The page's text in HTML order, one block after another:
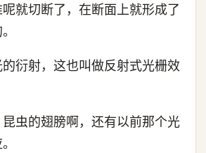
就切断了，在断面上就形成了
衍射，这也叫做反射式光栅效
虫的翅膀啊，还有以前那个光